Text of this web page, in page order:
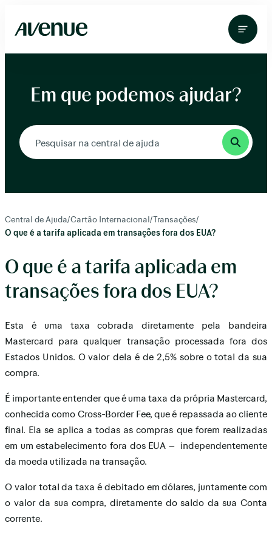
para
conteúdo
Em que podemos ajudar?
Central de Ajuda/Cartão Internacional/Transações/
O que é a tarifa aplicada em transações fora dos EUA?
O que é a tarifa aplicada em
transações fora dos EUA?
Esta é uma taxa cobrada diretamente pela bandeira
Mastercard para qualquer transação processada fora dos
Estados Unidos. O valor dela é de 2,5% sobre o total da sua
compra.
É importante entender que é uma taxa da própria Mastercard,
conhecida como Cross-Border Fee, que é repassada ao cliente
final. Ela se aplica a todas as compras que forem realizadas
em um estabelecimento fora dos EUA – independentemente
da moeda utilizada na transação.
O valor total da taxa é debitado em dólares, juntamente com
o valor da sua compra, diretamente do saldo da sua Conta
corrente.